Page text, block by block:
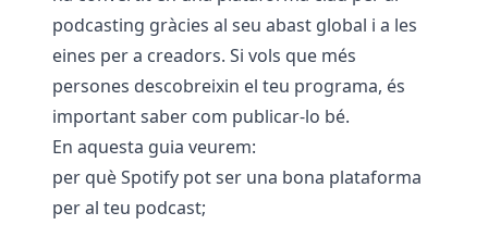
podcasting gràcies al seu abast global i a les
eines per a creadors. Si vols que més
persones descobreixin el teu programa, és
important saber com publicar-lo bé.
En aquesta guia veurem:
per què Spotify pot ser una bona plataforma
per al teu podcast;